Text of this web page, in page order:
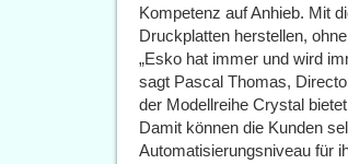
Kompetenz auf Anhieb. Mit
Druckplatten herstellen,
„Esko hat immer und wird
sagt Pascal Thomas,
der Modellreihe Crystal
Damit können die Kunden
Automatisierungsniveau für